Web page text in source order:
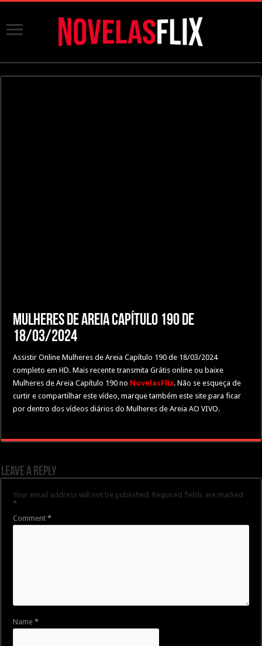
Mulheres de Areia Capítulo 190 de
18/03/2024
Assistir Online Mulheres de Areia Capítulo 190 de 18/03/2024
completo em HD. Mais recente transmita Grátis online ou baixe
Mulheres de Areia Capítulo 190 no NovelasFlix. Não se esqueça de
curtir e compartilhar este vídeo, marque também este site para ficar
por dentro dos vídeos diários do Mulheres de Areia AO VIVO.
Leave a Reply
Your email address will not be published. Required fields are marked
*
Comment*
Name*